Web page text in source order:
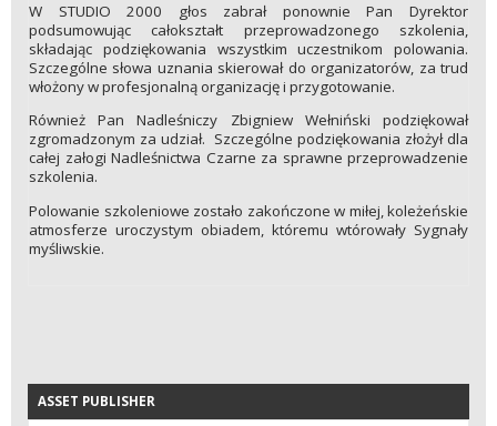
W STUDIO 2000 głos zabrał ponownie Pan Dyrektor
podsumowując całokształt przeprowadzonego szkolenia,
składając podziękowania wszystkim uczestnikom polowania.
Szczególne słowa uznania skierował do organizatorów, za trud
włożony w profesjonalną organizację i przygotowanie.
Również Pan Nadleśniczy Zbigniew Wełniński podziękował
zgromadzonym za udział. Szczególne podziękowania złożył dla
całej załogi Nadleśnictwa Czarne za sprawne przeprowadzenie
szkolenia.
Polowanie szkoleniowe zostało zakończone w miłej, koleżeńskie
atmosferze uroczystym obiadem, któremu wtórowały Sygnały
myśliwskie.
ASSET PUBLISHER
ASSET PUBLISHER